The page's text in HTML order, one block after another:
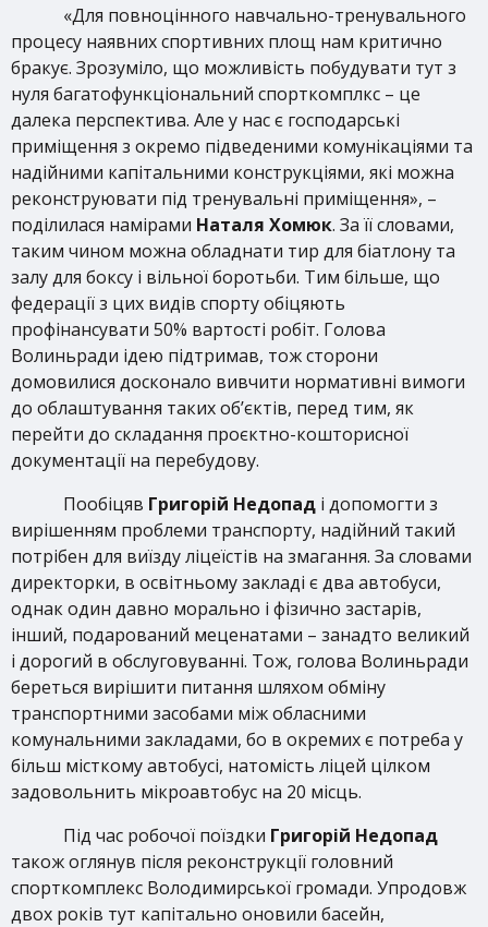
«Для повноцінного навчально-тренувального
процесу наявних спортивних площ нам критично
бракує. Зрозуміло, що можливість побудувати тут з
нуля багатофункціональний спорткомплкс – це
далека перспектива. Але у нас є господарські
приміщення з окремо підведеними комунікаціями та
надійними капітальними конструкціями, які можна
реконструювати під тренувальні приміщення», –
поділилася намірами Наталя Хомюк. За її словами,
таким чином можна обладнати тир для біатлону та
залу для боксу і вільної боротьби. Тим більше, що
федерації з цих видів спорту обіцяють
профінансувати 50% вартості робіт. Голова
Волиньради ідею підтримав, тож сторони
домовилися досконало вивчити нормативні вимоги
до облаштування таких об’єктів, перед тим, як
перейти до складання проєктно-кошторисної
документації на перебудову.
Пообіцяв Григорій Недопад і допомогти з
вирішенням проблеми транспорту, надійний такий
потрібен для виїзду ліцеїстів на змагання. За словами
директорки, в освітньому закладі є два автобуси,
однак один давно морально і фізично застарів,
інший, подарований меценатами – занадто великий
і дорогий в обслуговуванні. Тож, голова Волиньради
береться вирішити питання шляхом обміну
транспортними засобами між обласними
комунальними закладами, бо в окремих є потреба у
більш місткому автобусі, натомість ліцей цілком
задовольнить мікроавтобус на 20 місць.
Під час робочої поїздки Григорій Недопад
також оглянув після реконструкції головний
спорткомплекс Володимирської громади. Упродовж
двох років тут капітально оновили басейн,